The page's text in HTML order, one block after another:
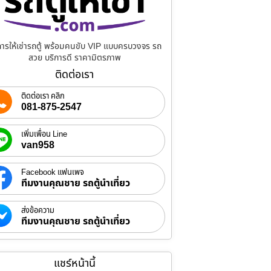
รให้เช่ารถตู้ พร้อมคนขับ VIP แบบครบวงจร รถ
สวย บริการดี ราคามิตรภาพ
ติดต่อเรา
ติดต่อเรา คลิก
081-875-2547
เพิ่มเพื่อน Line
van958
Facebook แฟนเพจ
ทีมงานคุณชาย รถตู้นำเที่ยว
ส่งข้อความ
ทีมงานคุณชาย รถตู้นำเที่ยว
แชร์หน้านี้